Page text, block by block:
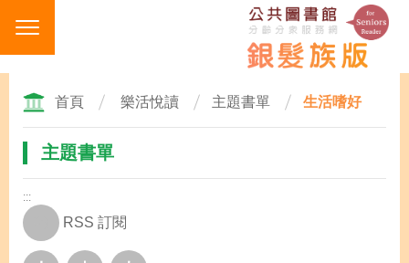
主
要
首頁 樂活悅讀 主題書單 生活嗜好
主題書單
:::
RSS 訂閱